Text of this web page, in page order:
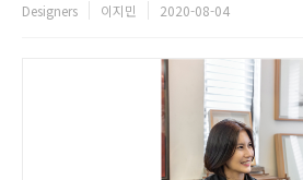
Andrea Garuti는 밀라노의 Isituto Europeo di
Designers 이지민 2020-08-04